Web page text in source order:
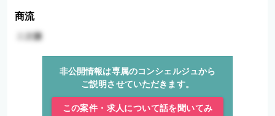
商流
非公開情報は専属のコンシェルジュから
ご説明させていただきます。
この案件・求人について話を聞いてみ